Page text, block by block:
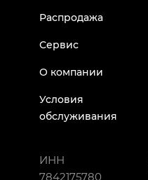
Распродажа
Сервис
О компании
Условия
обслуживания
ИНН
7842175780